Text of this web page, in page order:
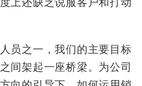
上还缺乏说服客户和打动
员之一，我们的主要目标
间架起一座桥梁。为公司